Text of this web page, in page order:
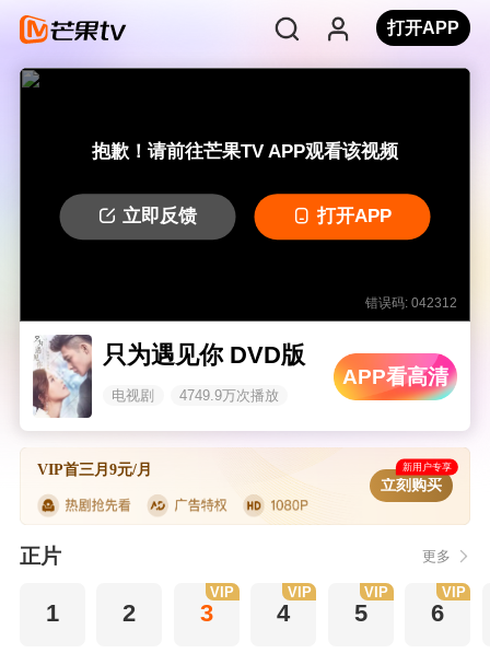
打开APP
抱歉！请前往芒果TV APP观看该视频
立即反馈 打开APP
错误码: 042312
只为遇见你 DVD版
电视剧 4749.9万次播放
APP看高清
VIP首三月9元/月 新用户专享
立刻购买
正片 更多
1 2 3
VIP
4
VIP
5
VIP
6
VIP